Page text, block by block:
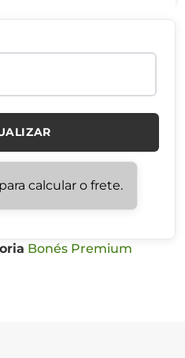
calcular o frete.
Bonés Premium